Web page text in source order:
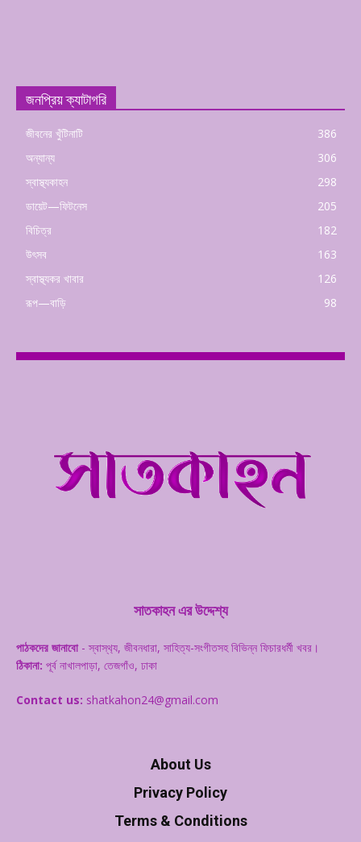
জনপ্রিয় ক্যাটাগরি
জীবনের খুঁটিনাটি
386
অন্যান্য
306
স্বাস্থ্যকাহন
298
ডায়েট—ফিটনেস
205
বিচিত্র
182
উৎসব
163
স্বাস্থ্যকর খাবার
126
রূপ—বাড়ি
98
সাতকাহন এর উদ্দেশ্য
পাঠকদের জানাবো - স্বাস্থ‌্য, জীবনধারা, সাহিত্য-সংগীতসহ বিভিন্ন ফিচারধর্মী খবর।
ঠিকানা: পূর্ব নাখালপাড়া, তেজগাঁও, ঢাকা
Contact us: shatkahon24@gmail.com
About Us
Privacy Policy
Terms & Conditions